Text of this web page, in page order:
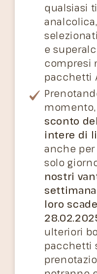
qualsiasi
e
compresi
pacchetti
momento,
sconto
intere di
anche
solo
nostri
loro
ulteriori
pacchetti